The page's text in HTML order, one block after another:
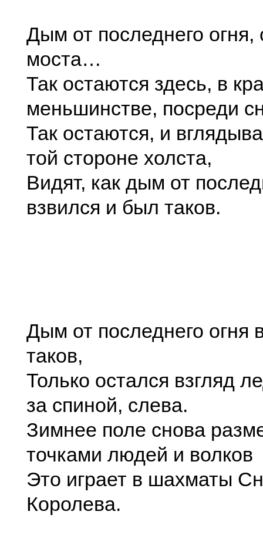
Дым от последнего огня,
моста…
Так остаются здесь, в
меньшинстве, посреди
Так остаются, и
той стороне холста,
Видят, как дым от
взвился и был таков.
Дым от последнего огня
таков,
Только остался взгляд
за спиной, слева.
Зимнее поле снова
точками людей и волков
Это играет в шахматы
Королева.